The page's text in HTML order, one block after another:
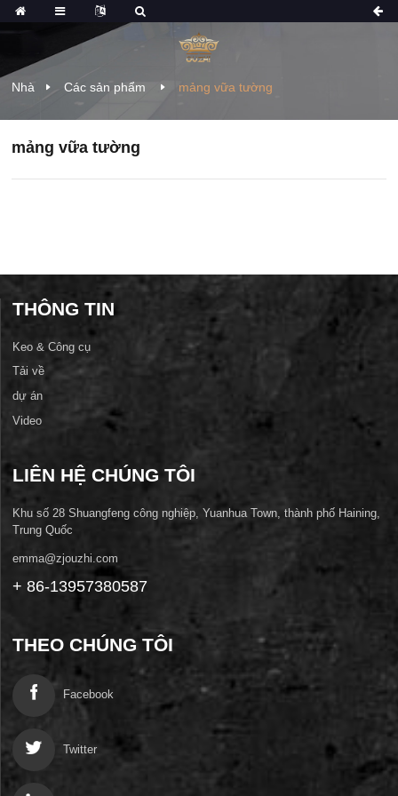
Nhà Các sản phẩm mảng vữa tường
mảng vữa tường
THÔNG TIN
Keo & Công cụ
Tải về
dự án
Video
LIÊN HỆ CHÚNG TÔI
Khu số 28 Shuangfeng công nghiệp, Yuanhua Town, thành phố Haining,
Trung Quốc
emma@zjouzhi.com
+ 86-13957380587
THEO CHÚNG TÔI
Facebook
Twitter